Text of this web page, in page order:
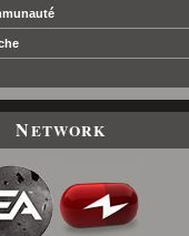
NETWORK